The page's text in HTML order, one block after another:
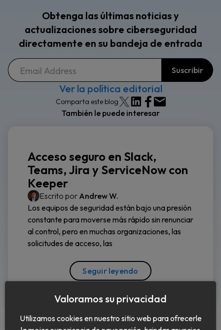
Obtenga las últimas noticias y
actualizaciones sobre ciberseguridad
directamente en su bandeja de entrada
Ver la política editorial
Comparta este blog
También le puede interesar
Acceso seguro en Slack,
Teams, Jira y ServiceNow con
Keeper
Escrito por Andrew W.
Los equipos de seguridad están bajo una presión
constante para moverse más rápido sin renunciar
al control, pero en muchas organizaciones, las
solicitudes de acceso, las
Seguir leyendo
Valoramos su privacidad
Utilizamos cookies en nuestro sitio web para ofrecerle